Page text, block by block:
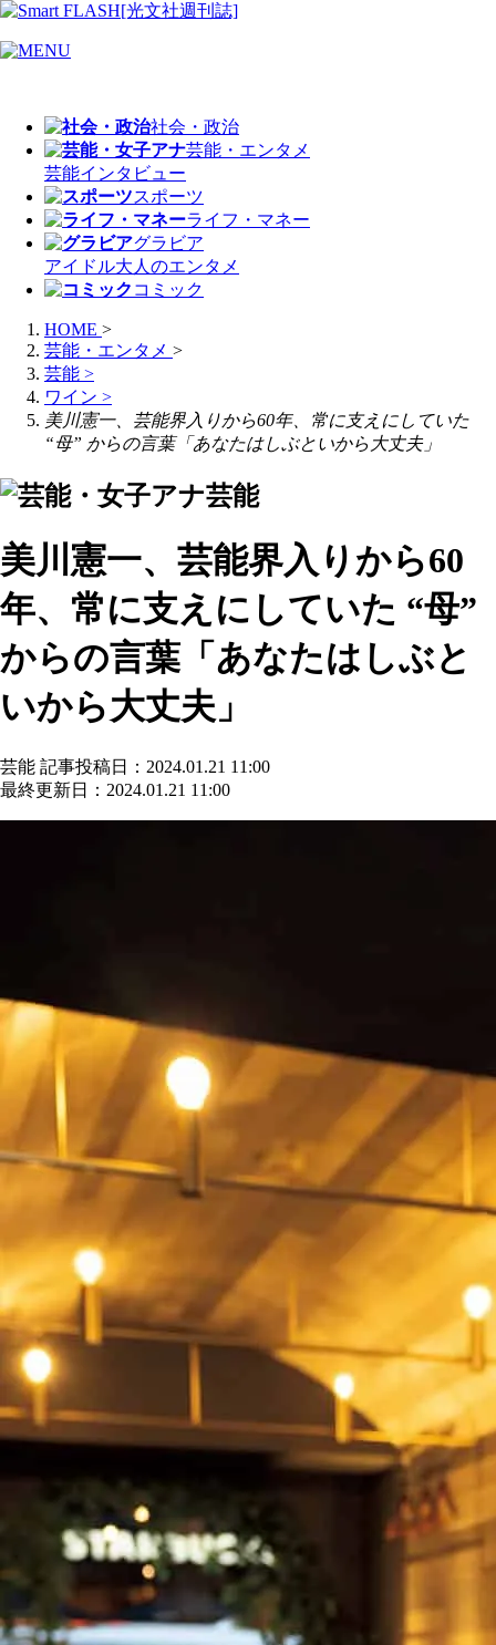
社会・政治
芸能・エンタメ
芸能インタビュー
スポーツ
ライフ・マネー
グラビア
アイドル大人のエンタメ
コミック
HOME >
芸能・エンタメ >
芸能 >
ワイン >
美川憲一、芸能界入りから60年、常に支えにしていた
“母” からの言葉「あなたはしぶといから大丈夫」
芸能
美川憲一、芸能界入りから60
年、常に支えにしていた “母”
からの言葉「あなたはしぶと
いから大丈夫」
芸能 記事投稿日：2024.01.21 11:00
最終更新日：2024.01.21 11:00